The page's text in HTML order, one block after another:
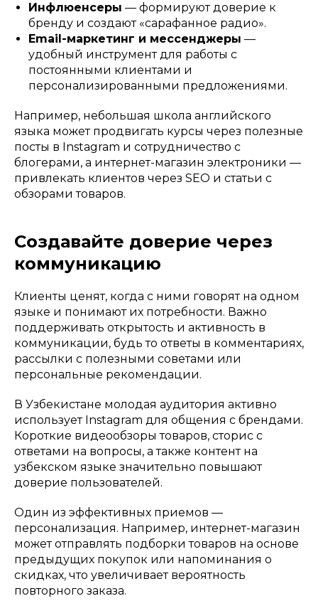
Инфлюенсеры — формируют доверие к
бренду и создают «сарафанное радио».
Email-маркетинг и мессенджеры —
удобный инструмент для работы с
постоянными клиентами и
персонализированными предложениями.
Например, небольшая школа английского
языка может продвигать курсы через полезные
посты в Instagram и сотрудничество с
блогерами, а интернет-магазин электроники —
привлекать клиентов через SEO и статьи с
обзорами товаров.
Создавайте доверие через
коммуникацию
Клиенты ценят, когда с ними говорят на одном
языке и понимают их потребности. Важно
поддерживать открытость и активность в
коммуникации, будь то ответы в комментариях,
рассылки с полезными советами или
персональные рекомендации.
В Узбекистане молодая аудитория активно
использует Instagram для общения с брендами.
Короткие видеообзоры товаров, сторис с
ответами на вопросы, а также контент на
узбекском языке значительно повышают
доверие пользователей.
Один из эффективных приемов —
персонализация. Например, интернет-магазин
может отправлять подборки товаров на основе
предыдущих покупок или напоминания о
скидках, что увеличивает вероятность
повторного заказа.